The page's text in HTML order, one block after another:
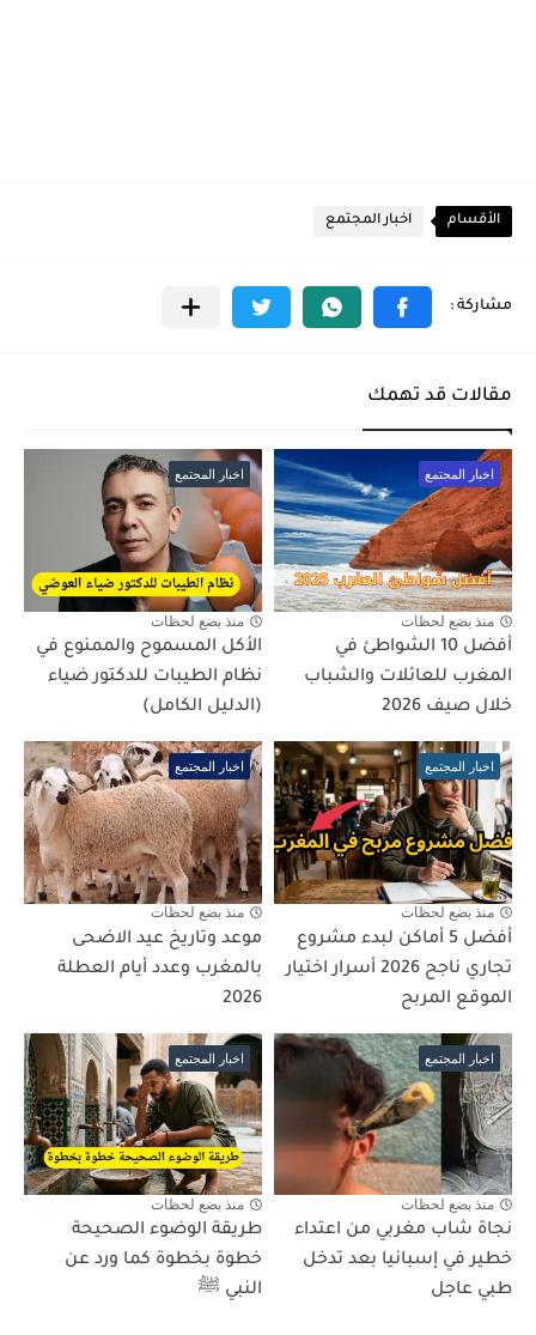
الأقسام اخبار المجتمع
مقالات قد تهمك
اخبار المجتمع
منذ بضع لحظات
أفضل 10 الشواطئ في
المغرب للعائلات والشباب
خلال صيف 2026
اخبار المجتمع
منذ بضع لحظات
الأكل المسموح والممنوع في
نظام الطيبات للدكتور ضياء
(الدليل الكامل)
اخبار المجتمع
منذ بضع لحظات
أفضل 5 أماكن لبدء مشروع
تجاري ناجح 2026 أسرار اختيار
الموقع المربح
اخبار المجتمع
منذ بضع لحظات
موعد وتاريخ عيد الاضحى
بالمغرب وعدد أيام العطلة
2026
اخبار المجتمع
منذ بضع لحظات
نجاة شاب مغربي من اعتداء
خطير في إسبانيا بعد تدخل
طبي عاجل
اخبار المجتمع
منذ بضع لحظات
طريقة الوضوء الصحيحة
خطوة بخطوة كما ورد عن
النبي ﷺ